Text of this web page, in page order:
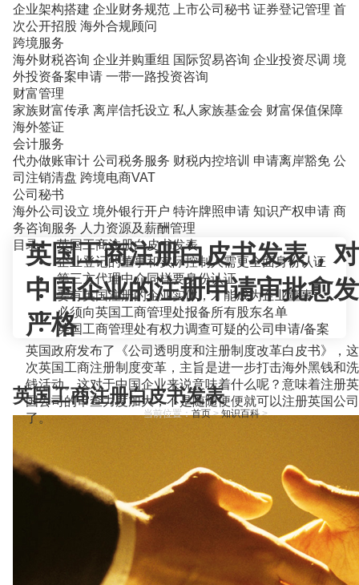
企业架构搭建 企业财务规范 上市公司秘书 证券登记管理 首
次公开招股 海外合规顾问
跨境服务
海外财税咨询 企业并购重组 国际贸易咨询 企业投资尽调 境
外投资备案申请 一带一路投资咨询
财富管理
家族财富传承 离岸信托设立 私人家族基金会 财富保值保障
海外签证
会计服务
代办做账审计 公司税务服务 财税内控培训 申请离岸豁免 公
司注销清盘 跨境电商VAT
公司秘书
海外公司设立 境外银行开户 特许牌照申请 知识产权申请 商
务咨询服务 人力资源及薪酬管理
当前位置：首页>知识百科>
英国工商注册白皮书发表，对
中国企业的注册申请审批愈发
严格
英国政府发布了《公司透明度和注册制度改革白皮书》，这
次英国工商注册制度变革，主旨是进一步打击海外黑钱和洗
钱活动。这对于中国企业来说意味着什么呢？意味着注册英
国公司的审查力度加大，不是随随便便就可以注册英国公司
了。
目录
英国工商注册白皮书发表
企业登记的董事和实际控制人需更全面身份认证
第三方代理中介同样要身份认证
要有英国注册的企业实体，才能成为企业董事
必须向英国工商管理处报备所有股东名单
英国工商管理处有权力调查可疑的公司申请/备案
英国工商注册白皮书发表